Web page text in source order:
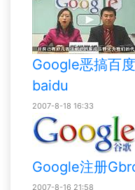
Google恶搞百
baidu
2007-8-18 16:33
Google注册
2007-8-16 21:58